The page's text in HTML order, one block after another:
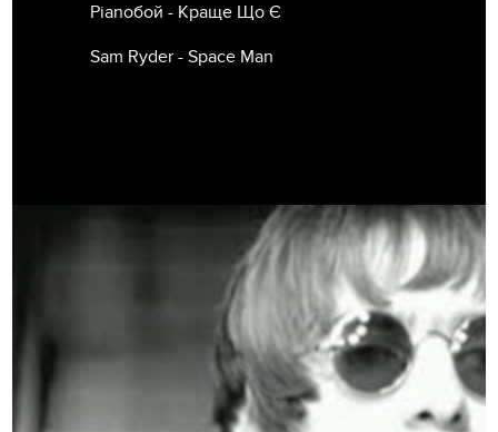
Pianoбой - Краще Що Є
Sam Ryder - Space Man